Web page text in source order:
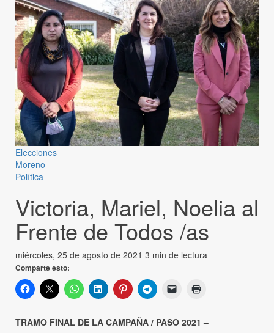
Elecciones
Moreno
Política
Victoria, Mariel, Noelia al
Frente de Todos /as
miércoles, 25 de agosto de 2021 3 min de lectura
Comparte esto:
TRAMO FINAL DE LA CAMPAÑA / PASO 2021 –